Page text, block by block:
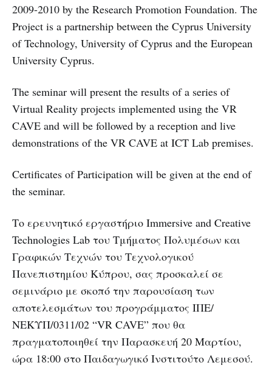
2009-2010 by the Research Promotion Foundation. The
Project is a partnership between the Cyprus University
of Technology, University of Cyprus and the European
University Cyprus.
The seminar will present the results of a series of
Virtual Reality projects implemented using the VR
CAVE and will be followed by a reception and live
demonstrations of the VR CAVE at ICT Lab premises.
Certificates of Participation will be given at the end of
the seminar.
Το ερευνητικό εργαστήριο Immersive and Creative
Technologies Lab του Τμήματος Πολυμέσων και
Γραφικών Τεχνών του Τεχνολογικού
Πανεπιστημίου Κύπρου, σας προσκαλεί σε
σεμινάριο με σκοπό την παρουσίαση των
αποτελεσμάτων του προγράμματος ΙΠΕ/
ΝΕΚΥΠ/0311/02 “VR CAVE” που θα
πραγματοποιηθεί την Παρασκευή 20 Μαρτίου,
ώρα 18:00 στο Παιδαγωγικό Ινστιτούτο Λεμεσού.